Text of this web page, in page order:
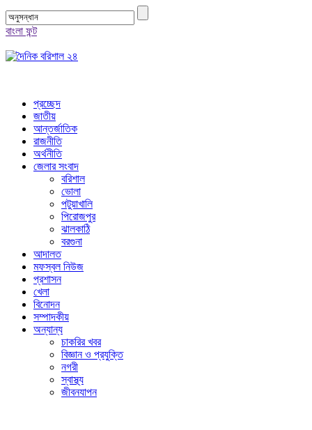
বাংলা ফন্ট
প্রচ্ছেদ
জাতীয়
আন্তর্জাতিক
রাজনীতি
অর্থনীতি
জেলার সংবাদ
বরিশাল
ভোলা
পটুয়াখালি
পিরোজপুর
ঝালকাঠি
বরগুনা
আদালত
মফস্বল নিউজ
প্রশাসন
খেলা
বিনোদন
সম্পাদকীয়
অন্যান্য
চাকরির খবর
বিজ্ঞান ও প্রযুক্তি
নগরী
স্বাস্থ্য
জীবনযাপন